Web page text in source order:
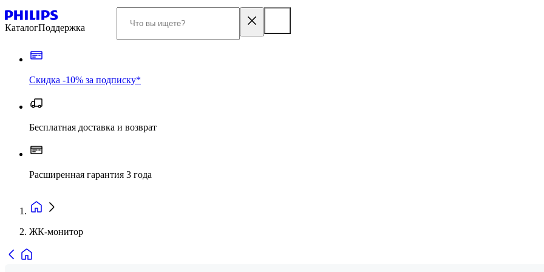
КаталогПоддержка
Скидка -10% за подписку*
Бесплатная доставка и возврат
Расширенная гарантия 3 года
ЖК-монитор